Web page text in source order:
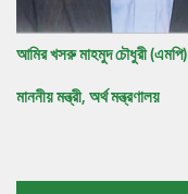
আমির খসরু মাহমুদ চৌধুরী (এমপি)
মাননীয় মন্ত্রী, অর্থ মন্ত্রণালয়